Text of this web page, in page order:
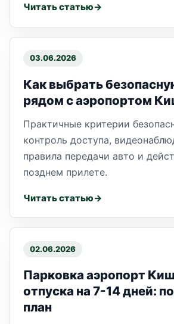
Читать статью
03.06.2026
Как выбрать
рядом с аэропортом
Практичные критерии
контроль доступа,
правила передачи авто и
позднем прилете.
Читать статью
02.06.2026
Парковка аэропорт
отпуска на 7-14 дней:
план